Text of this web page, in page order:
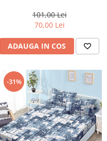
101,00 Lei
70,00 Lei
ADAUGA IN COS
-31%